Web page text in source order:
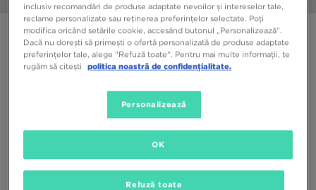
BIRKENSTOCK ARIZONA
469,99 RON
inclusiv recomandări de produse adaptate nevoilor și intereselor tale,
reclame personalizate sau reținerea preferințelor selectate. Poți
modifica oricând setările cookie, accesând butonul „Personalizează”.
Dacă nu dorești să primești o ofertă personalizată de produse adaptate
preferințelor tale, alege "Refuză toate". Pentru mai multe informații, te
rugăm să citești
politica noastră de confidențialitate.
Personalizează
Refuză toate
OK